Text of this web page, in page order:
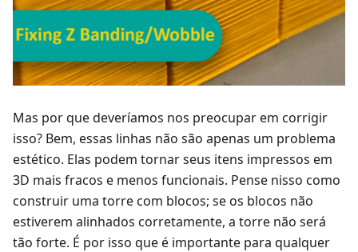
Mas por que deveríamos nos preocupar em corrigir
isso? Bem, essas linhas não são apenas um problema
estético. Elas podem tornar seus itens impressos em
3D mais fracos e menos funcionais. Pense nisso como
construir uma torre com blocos; se os blocos não
estiverem alinhados corretamente, a torre não será
tão forte. É por isso que é importante para qualquer